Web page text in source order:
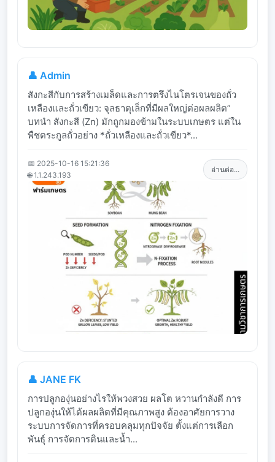
👤 Admin
สังกะสีกับการสร้างเมล็ดและการตรึงไนโตรเจนของถั่ว
เหลืองและถั่วเขียว: จุลธาตุเล็กที่มีผลใหญ่ต่อผลผลิต”
บทนำ สังกะสี (Zn) มักถูกมองข้ามในระบบเกษตร แต่ใน
พืชตระกูลถั่วอย่าง *ถั่วเหลืองและถั่วเขียว*...
📅 2025-10-16 15:21:36
🌐 1.1.243.193
อ่านต่อ...
👤 JANE FK
การปลูกองุ่นอย่างไรให้พวงสวย ผลโต หวานกำลังดี การ
ปลูกองุ่นให้ได้ผลผลิตที่มีคุณภาพสูง ต้องอาศัยการวาง
ระบบการจัดการที่ครอบคลุมทุกปัจจัย ตั้งแต่การเลือก
พันธุ์ การจัดการดินและน้ำ...